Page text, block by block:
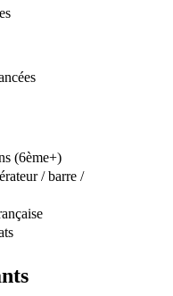
(6ème+)
/ barre /